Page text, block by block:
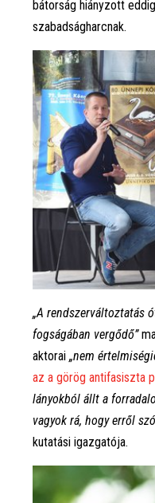
bátorság hiányzott
szabadságharcnak.
„A rendszerváltoztatás
fogságában vergődő”
aktorai „nem
az a görög antifasiszta
lányokból állt a
vagyok rá, hogy erről
kutatási igazgatója.